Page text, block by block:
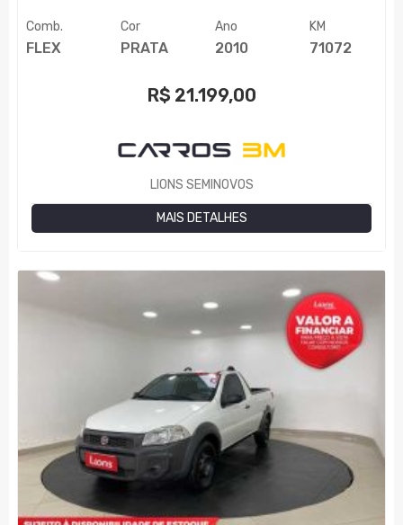
Comb.
FLEX
Cor
PRATA
Ano
2010
KM
71072
R$ 21.199,00
LIONS SEMINOVOS
MAIS DETALHES